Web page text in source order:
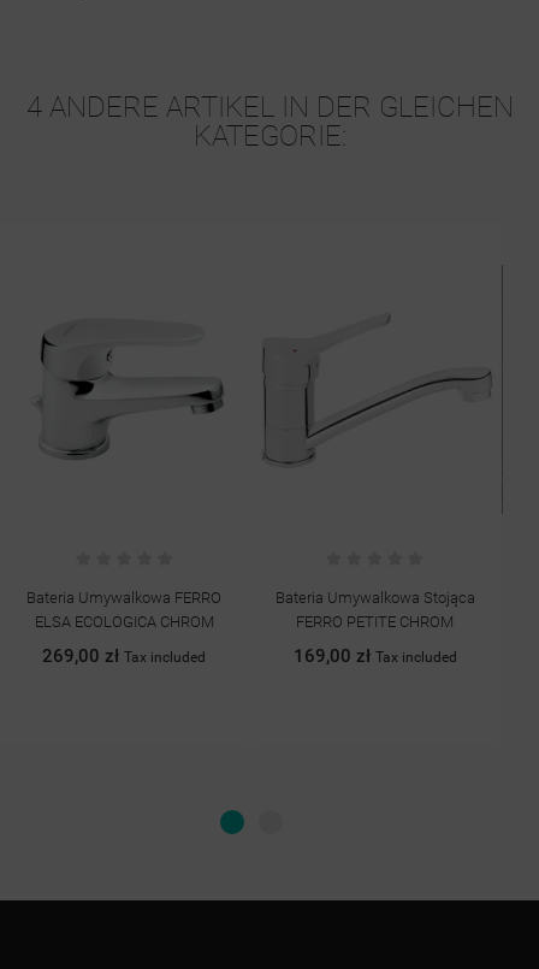
4 ANDERE ARTIKEL IN DER GLEICHEN
KATEGORIE:
Bateria Umywalkowa FERRO
ELSA ECOLOGICA CHROM
269,00 złTax included
Bateria Umywalkowa Stojąca
FERRO PETITE CHROM
169,00 zł Tax included